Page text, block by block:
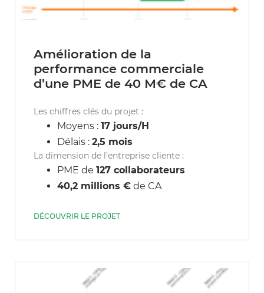
Amélioration de la
performance commerciale
d’une PME de 40 M€ de CA
Les chiffres clés du projet :
Moyens : 17 jours/H
Délais : 2,5 mois
La dimension de l’entreprise cliente :
PME de 127 collaborateurs
40,2 millions € de CA
DÉCOUVRIR LE PROJET